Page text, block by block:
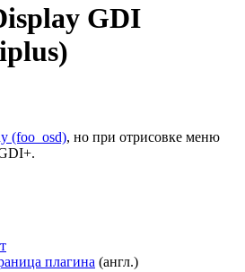
GDI
(foo_osd), но при отрисовке меню
плагина (англ.)